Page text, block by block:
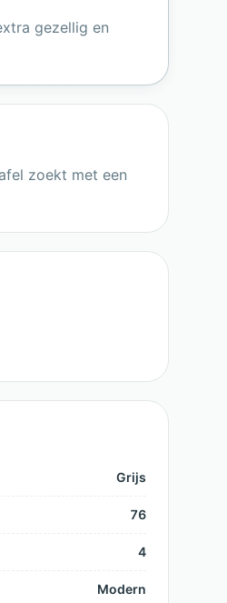
gezellig en
zoekt met een
Grijs
76
4
Modern